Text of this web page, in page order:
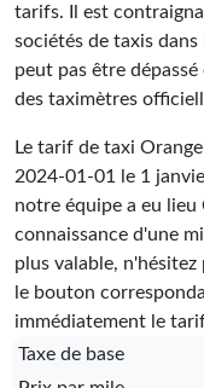
tarifs. Il est
sociétés de taxis
peut pas être
des taximètres
Le tarif de taxi
2024-01-01
le 1
notre équipe a eu lieu
connaissance d'une
plus valable,
le bouton
immédiatement le
Taxe de base